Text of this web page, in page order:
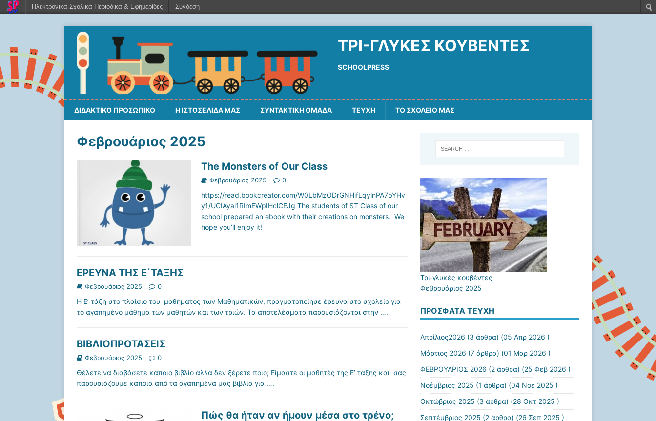
ΤΡΙ-ΓΛΥΚΈΣ ΚΟΥΒΈΝΤΕΣ
SCHOOLPRESS
ΔΙΔΑΚΤΙΚΟ ΠΡΟΣΩΠΙΚΟ Η ΙΣΤΟΣΕΛΙΔΑ ΜΑΣ ΣΥΝΤΑΚΤΙΚΗ ΟΜΑΔΑ ΤΕΥΧΗ ΤΟ ΣΧΟΛΕΙΟ ΜΑΣ
Φεβρουάριος 2025
The Monsters of Our Class
Φεβρουάριος 2025 0
https://read.bookcreator.com/W0LbMzODrGNHifLqylnPA7bYHv
y1/UCIAyal1RImEWpIHclCEJg The students of ST Class of our
school prepared an ebook with their creations on monsters. We
hope you’ll enjoy it!
ΕΡΕΥΝΑ ΤΗΣ Ε΄ΤΑΞΗΣ
Φεβρουάριος 2025 0
Η Ε’ τάξη στο πλαίσιο του μαθήματος των Μαθηματικών, πραγματοποίησε έρευνα στο σχολείο για
το αγαπημένο μάθημα των μαθητών και των τριών. Τα αποτελέσματα παρουσιάζονται στην ….
ΒΙΒΛΙΟΠΡΟΤΑΣΕΙΣ
Φεβρουάριος 2025 0
Θέλετε να διαβάσετε κάποιο βιβλίο αλλά δεν ξέρετε ποιο; Είμαστε οι μαθητές της Ε’ τάξης και σας
παρουσιάζουμε κάποια από τα αγαπημένα μας βιβλία για ….
Πώς θα ήταν αν ήμουν μέσα στο τρένο;
Τρι-γλυκές κουβέντες
Φεβρουάριος 2025
ΠΡΌΣΦΑΤΑ ΤΕΎΧΗ
Απρίλιος2026 (3 άρθρα) (05 Απρ 2026 )
Μάρτιος 2026 (7 άρθρα) (01 Μαρ 2026 )
ΦΕΒΡΟΥΑΡΙΟΣ 2026 (2 άρθρα) (25 Φεβ 2026 )
Νοέμβριος 2025 (1 άρθρα) (04 Νοε 2025 )
Οκτώβριος 2025 (3 άρθρα) (28 Οκτ 2025 )
Σεπτέμβριος 2025 (2 άρθρα) (26 Σεπ 2025 )
Ηλεκτρονικά Σχολικά Περιοδικά & Εφημερίδες Σύνδεση